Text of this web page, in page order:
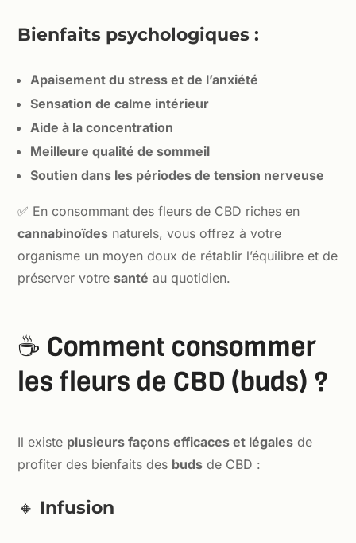
Bienfaits psychologiques :
Apaisement du stress et de l’anxiété
Sensation de calme intérieur
Aide à la concentration
Meilleure qualité de sommeil
Soutien dans les périodes de tension nerveuse
✅ En consommant des fleurs de CBD riches en
cannabinoïdes naturels, vous offrez à votre
organisme un moyen doux de rétablir l’équilibre et de
préserver votre santé au quotidien.
☕ Comment consommer
les fleurs de CBD (buds) ?
Il existe plusieurs façons efficaces et légales de
profiter des bienfaits des buds de CBD :
🔸 Infusion